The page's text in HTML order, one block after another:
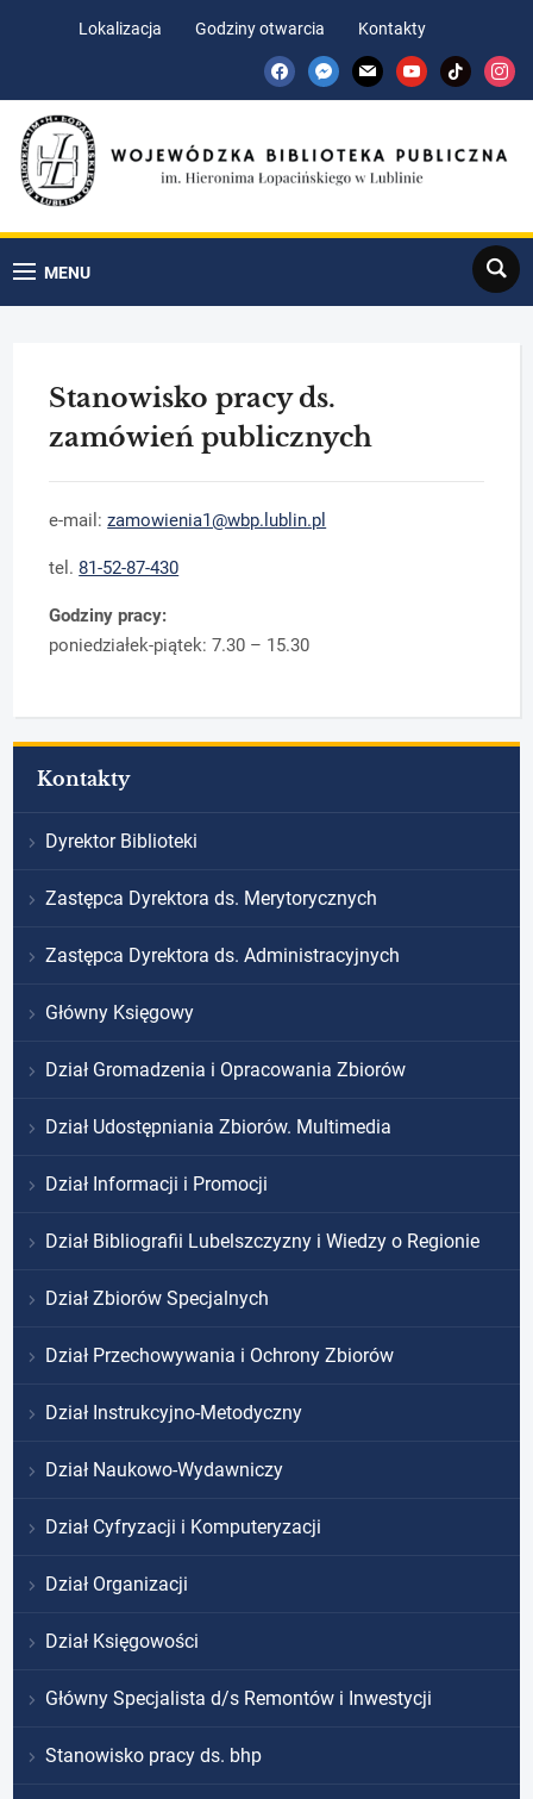
Lokalizacja Godziny otwarcia
Kontakty
facebookmessenger
mail youtubetiktok
MENU
Search
Stanowisko pracy ds.
zamówień publicznych
e-mail:zamowienia1@wbp.lublin.pl
tel. 81-52-87-430
Godziny pracy:
poniedziałek-piątek: 7.30 – 15.30
Kontakty
Dyrektor Biblioteki
Zastępca Dyrektora ds. Merytorycznych
Zastępca Dyrektora ds. Administracyjnych
Główny Księgowy
Dział Gromadzenia i Opracowania Zbiorów
Dział Udostępniania Zbiorów. Multimedia
Dział Informacji i Promocji
Dział Bibliografii Lubelszczyzny i Wiedzy o Regionie
Dział Zbiorów Specjalnych
Dział Przechowywania i Ochrony Zbiorów
Dział Instrukcyjno-Metodyczny
Dział Naukowo-Wydawniczy
Dział Cyfryzacji i Komputeryzacji
Dział Organizacji
Dział Księgowości
Główny Specjalista d/s Remontów i Inwestycji
Stanowisko pracy ds. bhp